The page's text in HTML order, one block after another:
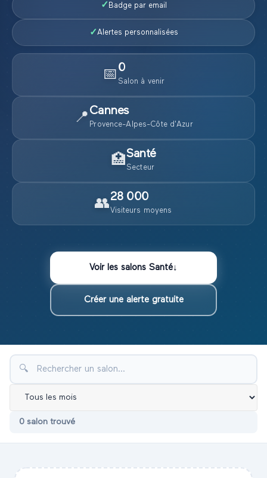
✓ Badge par email
✓Alertes personnalisées
📅 0
Salon à venir
📍 Cannes
Provence-Alpes-Côte d'Azur
🏥 Santé
Secteur
👥28 000
Visiteurs moyens
Voir les salons Santé↓
Créer une alerte gratuite
🔍
0 salon trouvé